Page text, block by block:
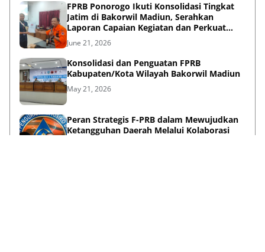
FPRB Ponorogo Ikuti Konsolidasi Tingkat
Jatim di Bakorwil Madiun, Serahkan
Laporan Capaian Kegiatan dan Perkuat
Sinergi Pentahelix
June 21, 2026
Konsolidasi dan Penguatan FPRB
Kabupaten/Kota Wilayah Bakorwil Madiun
May 21, 2026
Peran Strategis F-PRB dalam Mewujudkan
Ketangguhan Daerah Melalui Kolaborasi